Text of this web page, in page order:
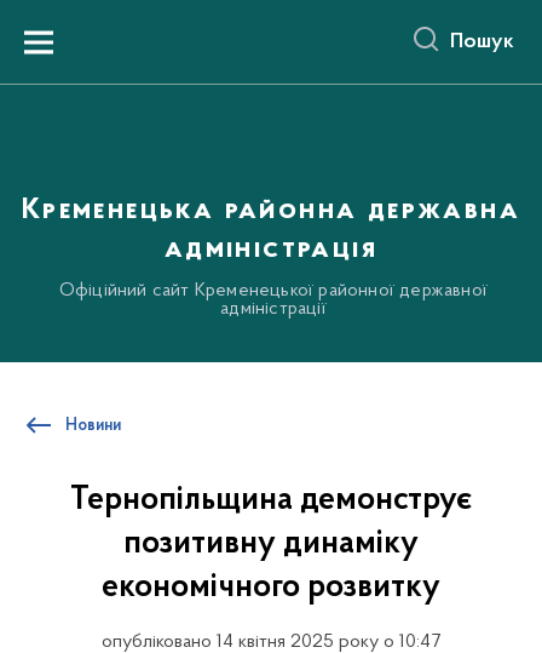
вмістуMenu Пошук
Кременецька районна державна
адміністрація
Офіційний сайт Кременецької районної державної
адміністрації
Новини
Тернопільщина демонструє
позитивну динаміку
економічного розвитку
опубліковано 14 квітня 2025 року о 10:47